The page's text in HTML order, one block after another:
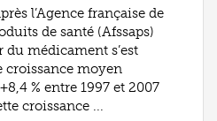
l’Agence française de
de santé (Afssaps)
du médicament s’est
croissance moyen
% entre 1997 et 2007
croissance ...